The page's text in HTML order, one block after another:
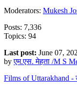
Moderators: Mukesh
Posts: 7,336
Topics: 94
Last post: June 07,
byएम.एस. मेहता /M S
Films of Uttarakhand -